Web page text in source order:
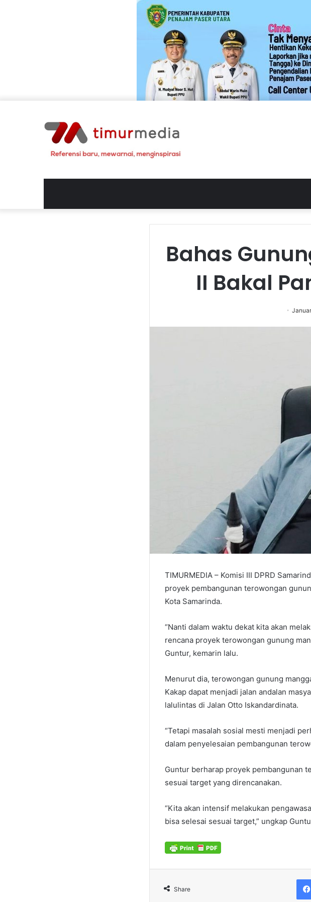
Bahas
II Bakal
TIMURMEDIA – Komisi III DPRD
proyek pembangunan terowongan
Kota Samarinda.
“Nanti dalam waktu dekat kita akan
rencana proyek terowongan gunung
Guntur, kemarin lalu.
Menurut dia, terowongan gunung
Kakap dapat menjadi jalan andalan
lalulintas di Jalan Otto Iskandardinata.
“Tetapi masalah sosial mesti menjadi
dalam penyelesaian pembangunan
Guntur berharap proyek pembangunan
sesuai target yang direncanakan.
“Kita akan intensif melakukan
bisa selesai sesuai target,” ungkap
Share